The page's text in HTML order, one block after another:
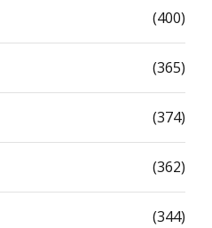
(400)
(365)
(374)
(362)
(344)